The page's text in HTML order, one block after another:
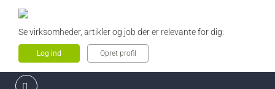
Se virksomheder, artikler og job der er relevante for dig:
Log ind Opret profil